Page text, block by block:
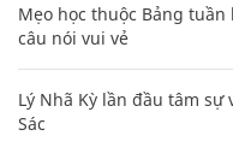
Mẹo học thuộc Bảng
câu nói vui vẻ
Lý Nhã Kỳ lần đầu tâm
Sác